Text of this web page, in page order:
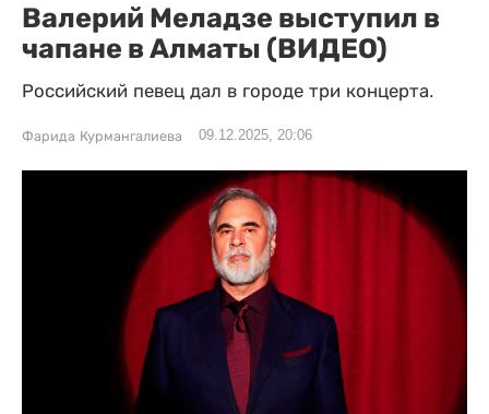
Валерий Меладзе выступил в
чапане в Алматы (ВИДЕО)
Российский певец дал в городе три концерта.
Фарида Курмангалиева 09.12.2025, 20:06